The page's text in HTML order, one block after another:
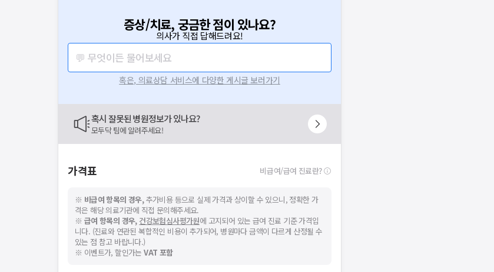
증상/치료, 궁금한 점이 있나요?
의사가 직접 답해드려요!
💬 무엇이든 물어보세요
혹은, 의료상담 서비스에 다양한 게시글 보러가기
혹시 잘못된 병원정보가 있나요?
모두닥 팀에 알려주세요!
가격표 비급여/급여 진료란?
※ 비급여 항목의 경우,추가비용 등으로 실제 가격과 상이할 수 있으니, 정확한 가
격은 해당 의료기관에 직접 문의해주세요.
※ 급여 항목의 경우, 건강보험심사평가원에 고지되어 있는 급여 진료 기준 가격입
니다. (진료와 연관된 복합적인 비용이 추가되어, 병원마다 금액이 다르게 산정될 수
있는 점 참고 바랍니다.)
※ 이벤트가, 할인가는VAT 포함